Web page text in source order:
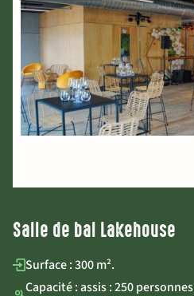
Salle de bal Lakehouse
Surface : 300 m².
Capacité : assis : 250 personnes